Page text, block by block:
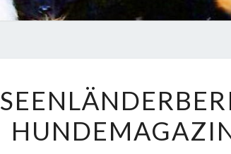
IM
WUFF